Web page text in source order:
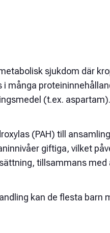
sjukdom där
många
(t.ex. aspartam).
(PAH) till
giftiga, vilket
tillsammans med
kan de flesta barn